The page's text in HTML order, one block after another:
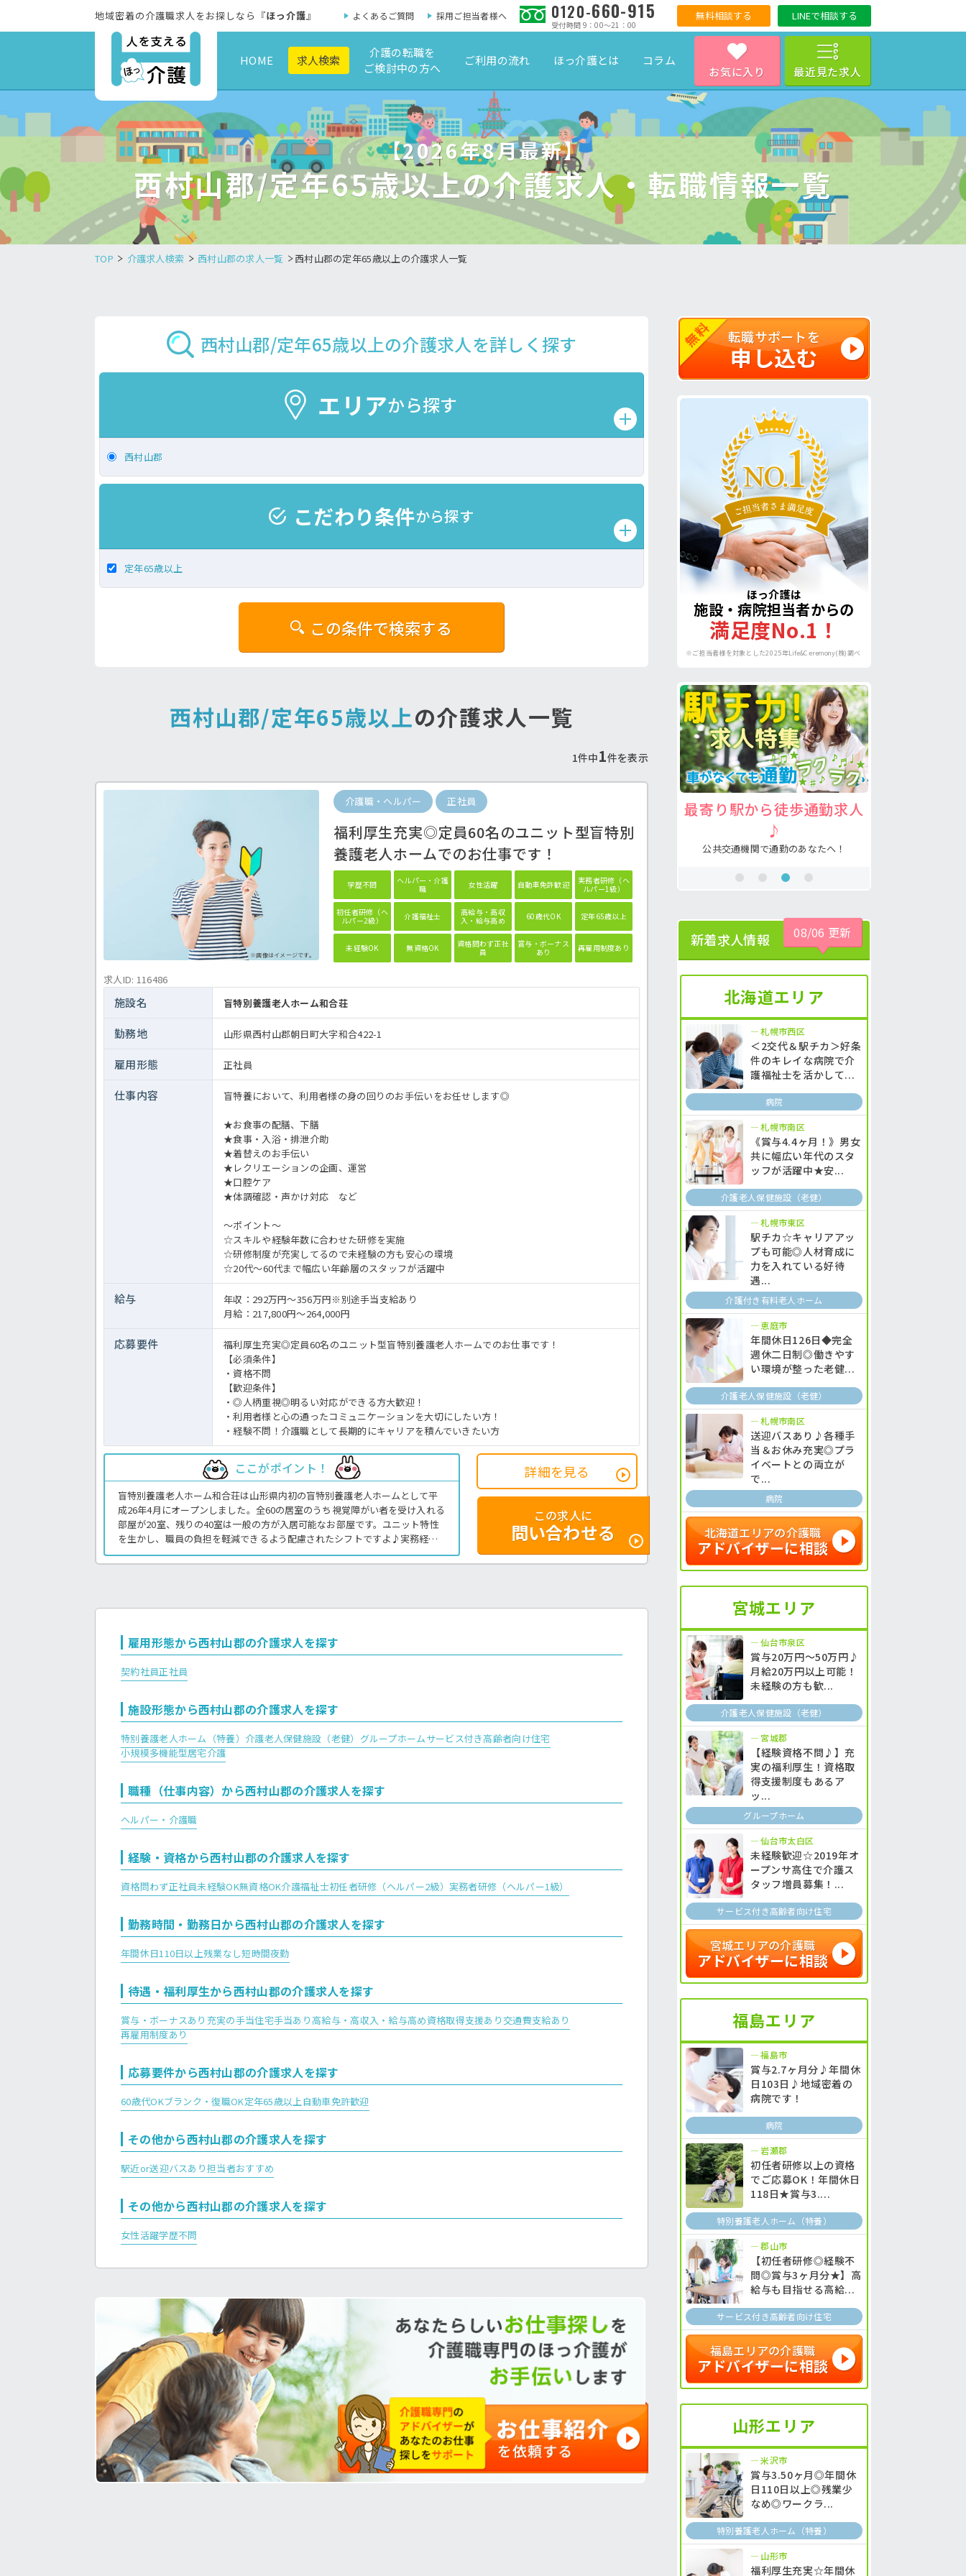
お気に入り 最近見た求人
地域密着の介護職求人をお探しなら『ほっ介護』 よくあるご質問 採用ご担当者様へ 0120-660-915
受付時間 9：00～21：00
無料相談する LINEで相談する
HOME 求人検索
介護の転職を
ご検討中の方へ
ご利用の流れ ほっ介護とは コラム
【2026年8月最新】
西村山郡/定年65歳以上の介護求人・転職情報一覧
TOP 介護求人検索 西村山郡の求人一覧 西村山郡の定年65歳以上の介護求人一覧
西村山郡/定年65歳以上の介護求人を詳しく探す
エリアから探す
西村山郡
こだわり条件から探す
定年65歳以上
この条件で検索する
西村山郡/定年65歳以上の介護求人一覧
1件中1件を表示
※画像はイメージです。
介護職・ヘルパー 正社員
福利厚生充実◎定員60名のユニット型盲特別
養護老人ホームでのお仕事です！
学歴不問
ヘルパー・介護
職
女性活躍 自動車免許歓迎
実務者研修（ヘ
ルパー1級）
初任者研修（ヘ
ルパー2級）
介護福祉士
高給与・高収
入・給与高め
60歳代OK 定年65歳以上
未経験OK 無資格OK
資格問わず正社
員
賞与・ボーナス
あり
再雇用制度あり
求人ID: 116486
施設名 盲特別養護老人ホーム和合荘
勤務地 山形県西村山郡朝日町大字和合422-1
雇用形態 正社員
仕事内容 盲特養において、利用者様の身の回りのお手伝いをお任せします◎
★お食事の配膳、下膳
★食事・入浴・排泄介助
★着替えのお手伝い
★レクリエーションの企画、運営
★口腔ケア
★体調確認・声かけ対応 など
～ポイント～
☆スキルや経験年数に合わせた研修を実施
☆研修制度が充実してるので未経験の方も安心の環境
☆20代～60代まで幅広い年齢層のスタッフが活躍中
給与
年収：292万円～356万円※別途手当支給あり
月給：217,800円～264,000円
応募要件
福利厚生充実◎定員60名のユニット型盲特別養護老人ホームでのお仕事です！
【必須条件】
・資格不問
【歓迎条件】
・◎人柄重視◎明るい対応ができる方大歓迎！
・利用者様と心の通ったコミュニケーションを大切にしたい方！
・経験不問！介護職として長期的にキャリアを積んでいきたい方
ここがポイント！
盲特別養護老人ホーム和合荘は山形県内初の盲特別養護老人ホームとして平
成26年4月にオープンしました。全60の居室のうち視覚障がい者を受け入れる
部屋が20室、残りの40室は一般の方が入居可能なお部屋です。ユニット特性
を生かし、職員の負担を軽減できるよう配慮されたシフトですよ♪実務経験
のある方を優遇いたしますが、資格や経験をお持ちでない方のご応募もOK！
ご興味をお持ちの方はお気軽にほっ介護までお問合せ下さいね。特養での介
詳細を見る
この求人に
問い合わせる
雇用形態から西村山郡の介護求人を探す
契約社員正社員
施設形態から西村山郡の介護求人を探す
特別養護老人ホーム（特養） 介護老人保健施設（老健） グループホームサービス付き高齢者向け住宅
小規模多機能型居宅介護
職種（仕事内容）から西村山郡の介護求人を探す
ヘルパー・介護職
経験・資格から西村山郡の介護求人を探す
資格問わず正社員未経験OK無資格OK介護福祉士初任者研修（ヘルパー2級） 実務者研修（ヘルパー1級）
勤務時間・勤務日から西村山郡の介護求人を探す
年間休日110日以上残業なし短時間夜勤
待遇・福利厚生から西村山郡の介護求人を探す
賞与・ボーナスあり 充実の手当住宅手当あり 高給与・高収入・給与高め資格取得支援あり交通費支給あり
再雇用制度あり
応募要件から西村山郡の介護求人を探す
60歳代OKブランク・復職OK定年65歳以上自動車免許歓迎
その他から西村山郡の介護求人を探す
駅近or送迎バスあり担当者おすすめ
その他から西村山郡の介護求人を探す
女性活躍学歴不問
無料 転職サポートを
申し込む
ほっ介護は
施設・病院担当者からの
満足度No.1！
※ご担当者様を対象とした2025年Life&Ceremony(株)調べ
看護助手の経験を積みたい方も！
処遇改善手当しっかり支
給！
手当も重視したいあなたにオススメ♪
♪
公共交通機関で通勤のあなたへ！
注目の介護福祉士求人♪
あなたの希望が叶う求人が見つかる！
新着求人情報 08/06 更新
北海道エリア
札幌市西区
＜2交代＆駅チカ＞好条
件のキレイな病院で介
護福祉士を活かして...
病院
札幌市南区
《賞与4.4ヶ月！》男女
共に幅広い年代のスタ
ッフが活躍中★安...
介護老人保健施設（老健）
札幌市東区
駅チカ☆キャリアアッ
プも可能◎人材育成に
力を入れている好待
遇...
介護付き有料老人ホーム
恵庭市
年間休日126日◆完全
週休二日制◎働きやす
い環境が整った老健...
介護老人保健施設（老健）
札幌市南区
送迎バスあり♪各種手
当＆お休み充実◎プラ
イベートとの両立が
で...
病院
北海道エリアの介護職
アドバイザーに相談
宮城エリア
仙台市泉区
賞与20万円～50万円♪
月給20万円以上可能！
未経験の方も歓...
介護老人保健施設（老健）
宮城郡
【経験資格不問♪】充
実の福利厚生！資格取
得支援制度もあるア
ッ...
グループホーム
仙台市太白区
未経験歓迎☆2019年オ
ープンサ高住で介護ス
タッフ増員募集！...
サービス付き高齢者向け住宅
宮城エリアの介護職
アドバイザーに相談
福島エリア
福島市
賞与2.7ヶ月分♪年間休
日103日♪地域密着の
病院です！
病院
岩瀬郡
初任者研修以上の資格
でご応募OK！年間休日
118日★賞与3....
特別養護老人ホーム（特養）
郡山市
【初任者研修◎経験不
問◎賞与3ヶ月分★】高
給与も目指せる高給...
サービス付き高齢者向け住宅
福島エリアの介護職
アドバイザーに相談
山形エリア
米沢市
賞与3.50ヶ月◎年間休
日110日以上◎残業少
なめ◎ワークラ...
特別養護老人ホーム（特養）
山形市
福利厚生充実☆年間休